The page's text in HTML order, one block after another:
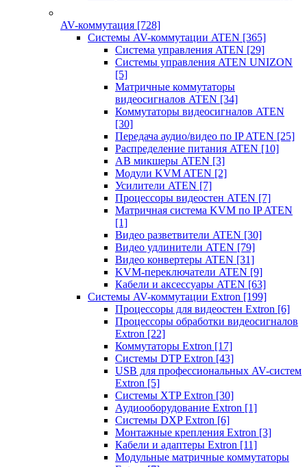
AV-коммутация [728]
Системы AV-коммутации ATEN [365]
Система управления ATEN [29]
Системы управления ATEN UNIZON
[5]
Матричные коммутаторы
видеосигналов ATEN [34]
Коммутаторы видеосигналов ATEN
[30]
Передача аудио/видео по IP ATEN [25]
Распределение питания ATEN [10]
АВ микшеры ATEN [3]
Модули KVM ATEN [2]
Усилители ATEN [7]
Процессоры видеостен ATEN [7]
Матричная система KVM по IP ATEN
[1]
Видео разветвители ATEN [30]
Видео удлинители ATEN [79]
Видео конвертеры ATEN [31]
KVM-переключатели ATEN [9]
Кабели и аксессуары ATEN [63]
Системы AV-коммутации Extron [199]
Процессоры для видеостен Extron [6]
Процессоры обработки видеосигналов
Extron [22]
Коммутаторы Extron [17]
Системы DTP Extron [43]
USB для профессиональных AV-систем
Extron [5]
Системы XTP Extron [30]
Аудиооборудование Extron [1]
Системы DXP Extron [6]
Монтажные крепления Extron [3]
Кабели и адаптеры Extron [11]
Модульные матричные коммутаторы